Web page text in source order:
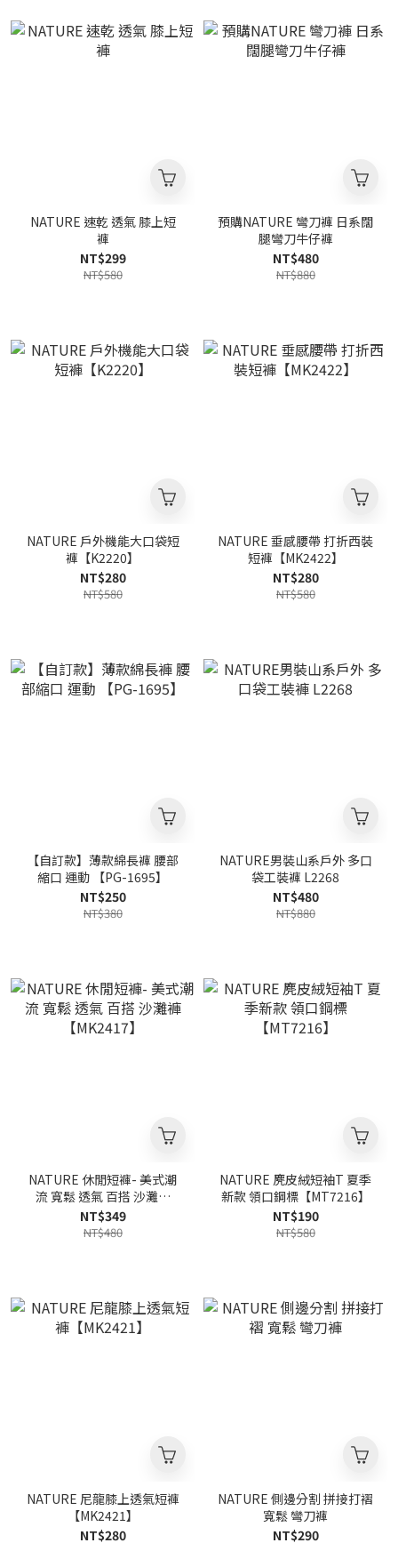
NATURE 速乾 透氣 膝上短
褲
NT$299
NT$580
預購NATURE 彎刀褲 日系闊
腿彎刀牛仔褲
NT$480
NT$880
NATURE 戶外機能大口袋短
褲【K2220】
NT$280
NT$580
NATURE 垂感腰帶 打折西裝
短褲【MK2422】
NT$280
NT$580
【自訂款】薄款綿長褲 腰部
縮口 運動 【PG-1695】
NT$250
NT$380
NATURE男裝山系戶外 多口
袋工裝褲 L2268
NT$480
NT$880
NATURE 休閒短褲- 美式潮
流 寬鬆 透氣 百搭 沙灘褲
【MK2417】
NT$349
NT$480
NATURE 麂皮絨短袖T 夏季
新款 領口鋼標【MT7216】
NT$190
NT$580
NATURE 尼龍膝上透氣短褲
【MK2421】
NT$280
NATURE 側邊分割 拼接打褶
寬鬆 彎刀褲
NT$290